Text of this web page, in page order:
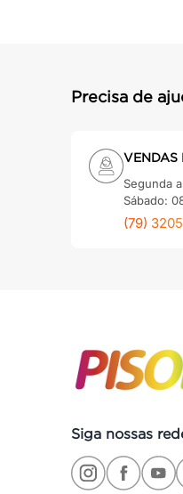
Precisa de
VENDAS
Segunda
Sábado:
(79)
Siga nossas